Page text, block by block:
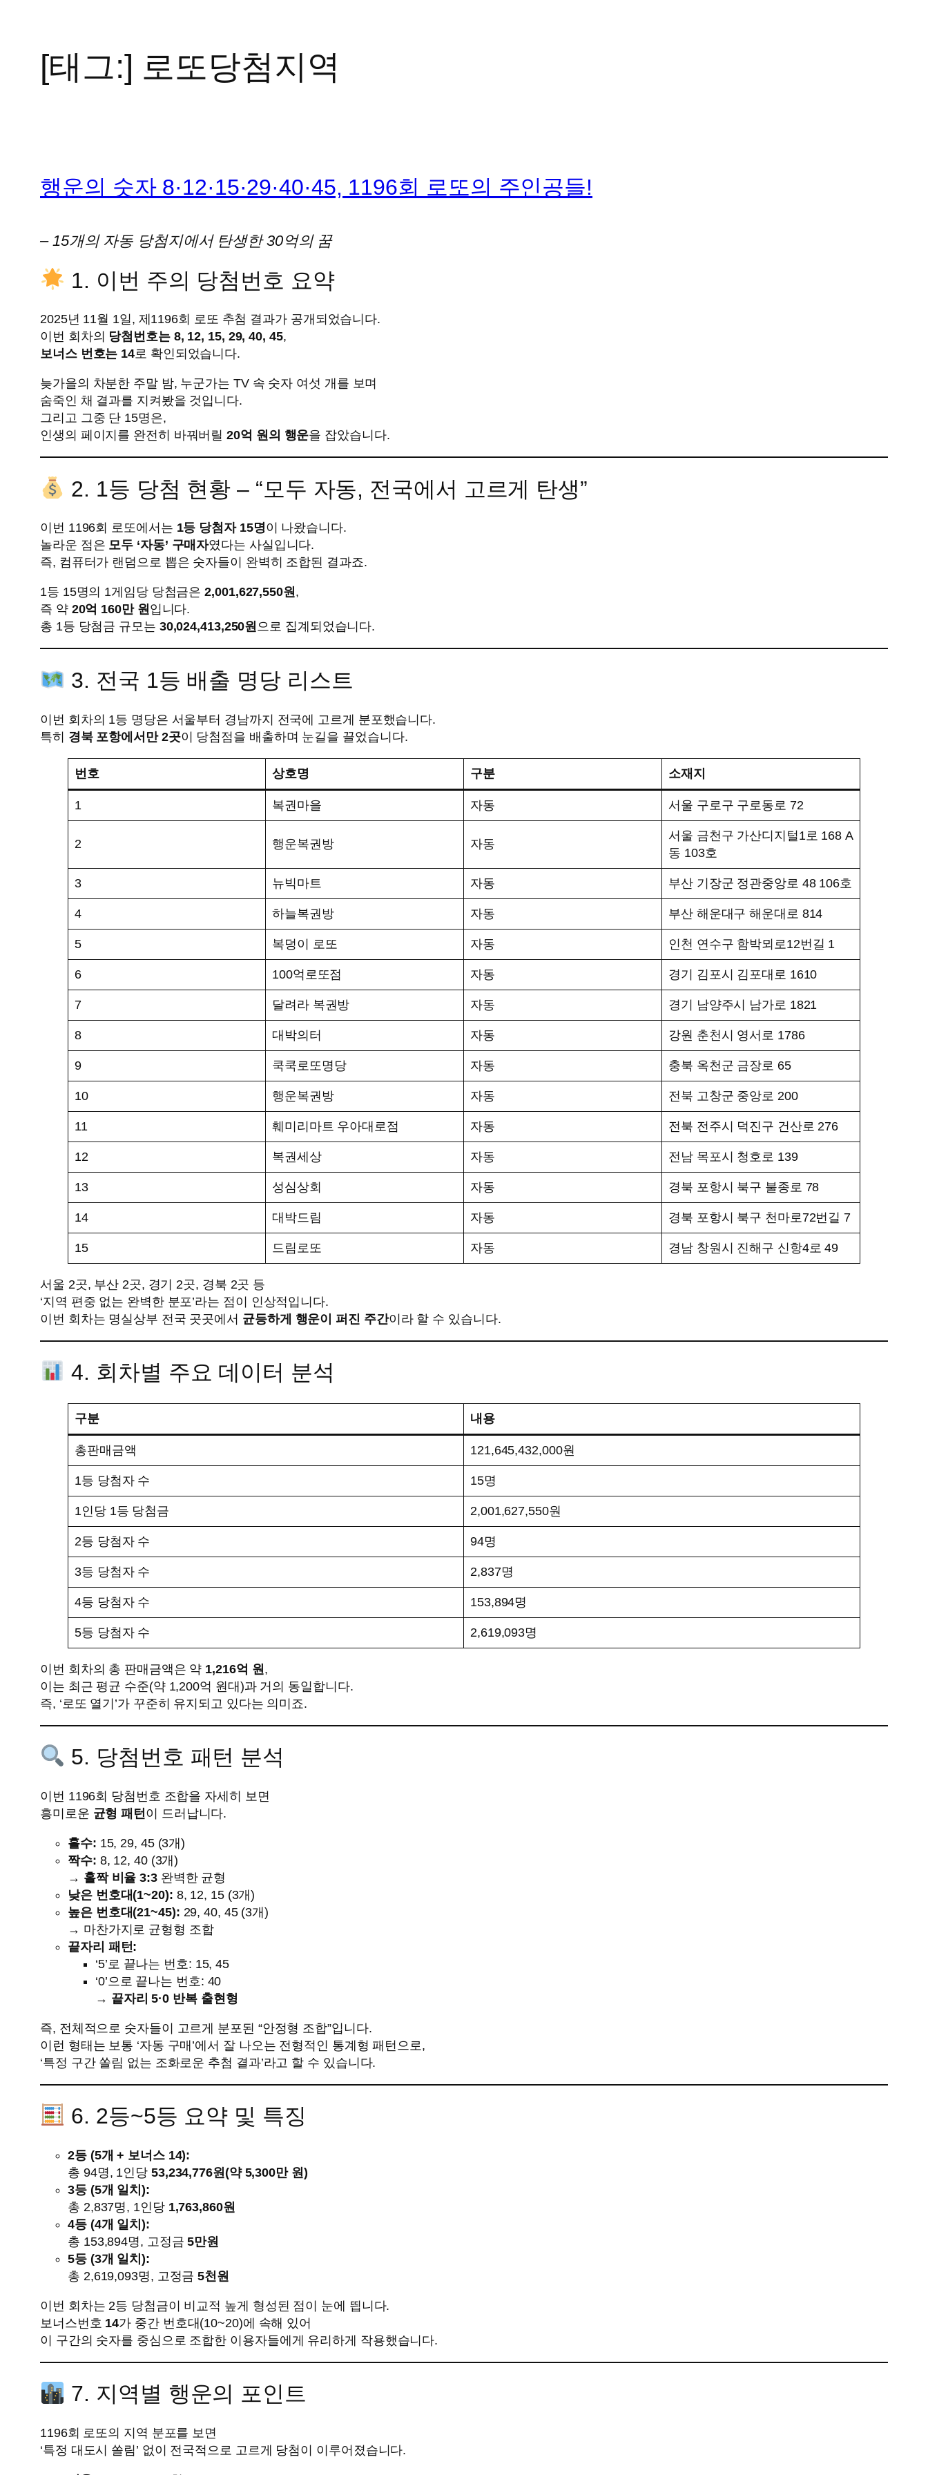
[태그:] 로또당첨지역
행운의 숫자 8·12·15·29·40·45, 1196회 로또의 주인공들!
– 15개의 자동 당첨지에서 탄생한 30억의 꿈
1. 이번 주의 당첨번호 요약
2025년 11월 1일, 제1196회 로또 추첨 결과가 공개되었습니다.
이번 회차의 당첨번호는 8, 12, 15, 29, 40, 45,
보너스 번호는 14로 확인되었습니다.
늦가을의 차분한 주말 밤, 누군가는 TV 속 숫자 여섯 개를 보며
숨죽인 채 결과를 지켜봤을 것입니다.
그리고 그중 단 15명은,
인생의 페이지를 완전히 바꿔버릴20억 원의 행운을 잡았습니다.
2. 1등 당첨 현황 – “모두 자동, 전국에서 고르게 탄생”
이번 1196회 로또에서는 1등 당첨자 15명이 나왔습니다.
놀라운 점은 모두 ‘자동’ 구매자였다는 사실입니다.
즉, 컴퓨터가 랜덤으로 뽑은 숫자들이 완벽히 조합된 결과죠.
1등 15명의 1게임당 당첨금은2,001,627,550원,
즉 약 20억 160만 원입니다.
총 1등 당첨금 규모는 30,024,413,250원으로 집계되었습니다.
3. 전국 1등 배출 명당 리스트
이번 회차의 1등 명당은 서울부터 경남까지 전국에 고르게 분포했습니다.
특히 경북 포항에서만 2곳이 당첨점을 배출하며 눈길을 끌었습니다.
번호 상호명 구분 소재지
1 복권마을 자동 서울 구로구 구로동로 72
2 행운복권방 자동
서울 금천구 가산디지털1로 168 A
동 103호
3 뉴빅마트 자동 부산 기장군 정관중앙로 48 106호
4 하늘복권방 자동 부산 해운대구 해운대로 814
5 복덩이 로또 자동 인천 연수구 함박뫼로12번길 1
6 100억로또점 자동 경기 김포시 김포대로 1610
7 달려라 복권방 자동 경기 남양주시 남가로 1821
8 대박의터 자동 강원 춘천시 영서로 1786
9 쿡쿡로또명당 자동 충북 옥천군 금장로 65
10 행운복권방 자동 전북 고창군 중앙로 200
11 훼미리마트 우아대로점 자동 전북 전주시 덕진구 건산로 276
12 복권세상 자동 전남 목포시 청호로 139
13 성심상회 자동 경북 포항시 북구 불종로 78
14 대박드림 자동 경북 포항시 북구 천마로72번길 7
15 드림로또 자동 경남 창원시 진해구 신항4로 49
서울 2곳, 부산 2곳, 경기 2곳, 경북 2곳 등
‘지역 편중 없는 완벽한 분포’라는 점이 인상적입니다.
이번 회차는 명실상부 전국 곳곳에서 균등하게 행운이 퍼진 주간이라 할 수 있습니다.
4. 회차별 주요 데이터 분석
구분 내용
총판매금액 121,645,432,000원
1등 당첨자 수 15명
1인당 1등 당첨금 2,001,627,550원
2등 당첨자 수 94명
3등 당첨자 수 2,837명
4등 당첨자 수 153,894명
5등 당첨자 수 2,619,093명
이번 회차의 총 판매금액은 약 1,216억 원 ,
이는 최근 평균 수준(약 1,200억 원대)과 거의 동일합니다.
즉, ‘로또 열기’가 꾸준히 유지되고 있다는 의미죠.
5. 당첨번호 패턴 분석
이번 1196회 당첨번호 조합을 자세히 보면
흥미로운 균형 패턴 이 드러납니다.
홀수: 15, 29, 45 (3개)
짝수: 8, 12, 40 (3개)
→ 홀짝 비율 3:3완벽한 균형
낮은 번호대(1~20): 8, 12, 15 (3개)
높은 번호대(21~45): 29, 40, 45 (3개)
→ 마찬가지로 균형형 조합
끝자리 패턴:
‘5’로 끝나는 번호: 15, 45
‘0’으로 끝나는 번호: 40
→ 끝자리 5·0 반복 출현형
즉, 전체적으로 숫자들이 고르게 분포된 “안정형 조합”입니다.
이런 형태는 보통 ‘자동 구매’에서 잘 나오는 전형적인 통계형 패턴으로,
‘특정 구간 쏠림 없는 조화로운 추첨 결과’라고 할 수 있습니다.
6. 2등~5등 요약 및 특징
2등 (5개 + 보너스 14):
총 94명, 1인당 53,234,776원(약 5,300만 원)
3등 (5개 일치):
총 2,837명, 1인당 1,763,860원
4등 (4개 일치):
총 153,894명, 고정금5만원
5등 (3개 일치):
총 2,619,093명, 고정금5천원
이번 회차는 2등 당첨금이 비교적 높게 형성된 점이 눈에 띕니다.
보너스번호 14가 중간 번호대(10~20)에 속해 있어
이 구간의 숫자를 중심으로 조합한 이용자들에게 유리하게 작용했습니다.
7. 지역별 행운의 포인트
1196회 로또의 지역 분포를 보면
‘특정 대도시 쏠림’ 없이 전국적으로 고르게 당첨이 이루어졌습니다.